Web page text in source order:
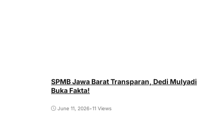
SPMB Jawa Barat Transparan, Dedi Mulyadi
Buka Fakta!
June 11, 2026•11 Views